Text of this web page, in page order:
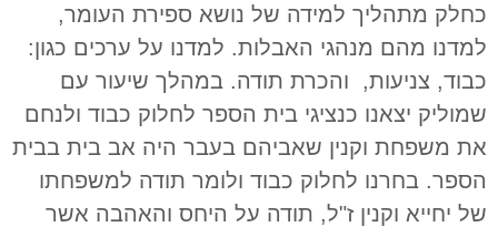
כחלק מתהליך למידה של נושא ספירת העומר,
למדנו מהם מנהגי האבלות. למדנו על ערכים כגון:
כבוד, צניעות, והכרת תודה. במהלך שיעור עם
שמוליק יצאנו כנציגי בית הספר לחלוק כבוד ולנחם
את משפחת וקנין שאביהם בעבר היה אב בית בבית
הספר. בחרנו לחלוק כבוד ולומר תודה למשפחתו
של יחייא וקנין ז"ל, תודה על היחס והאהבה אשר